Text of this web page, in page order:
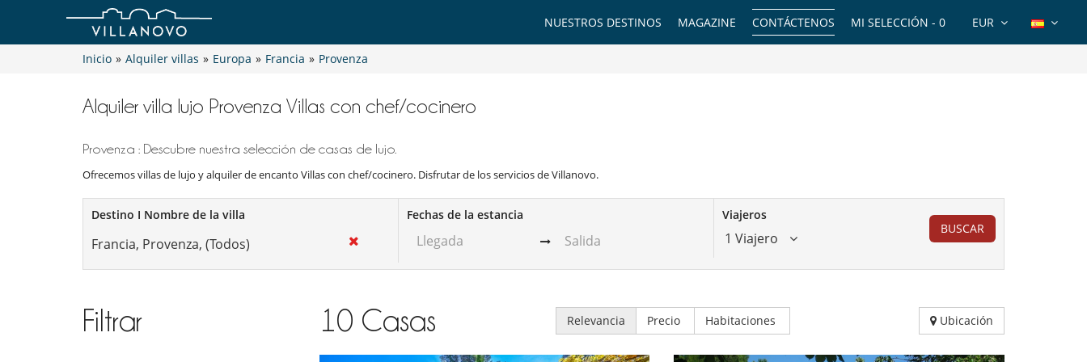
EUR
MI SELECCIÓN - 0
CONTÁCTENOS
MAGAZINE
NUESTROS DESTINOS
Inicio » Alquiler villas » Europa » Francia » Provenza
Alquiler villa lujo Provenza Villas con chef/cocinero
Provenza : Descubre nuestra selección de casas de lujo.
Ofrecemos villas de lujo y alquiler de encanto Villas con chef/cocinero. Disfrutar de los servicios de Villanovo.
Destino I Nombre de la villa Fechas de la estancia Viajeros
1 Viajero
BUSCAR
Filtrar 10 Casas Relevancia Precio Habitaciones Ubicación